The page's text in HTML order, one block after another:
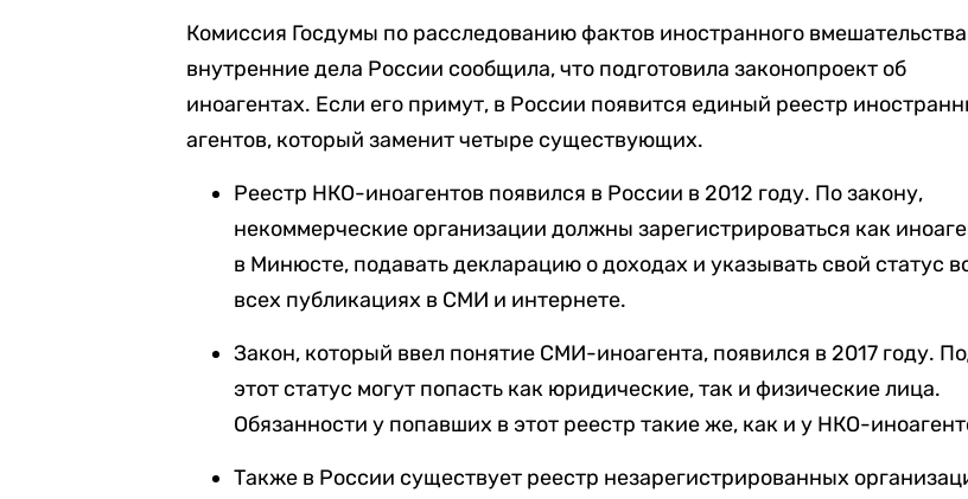
Комиссия Госдумы по расследованию фактов иностранного
внутренние дела России сообщила, что подготовила законопроект об
иноагентах. Если его примут, в России появится единый реестр
агентов, который заменит четыре существующих.
Реестр НКО-иноагентов появился в России в 2012 году. По закону,
некоммерческие организации должны зарегистрироваться как
в Минюсте, подавать декларацию о доходах и указывать свой статус
всех публикациях в СМИ и интернете.
Закон, который ввел понятие СМИ-иноагента, появился в 2017 году.
этот статус могут попасть как юридические, так и физические лица.
Обязанности у попавших в этот реестр такие же, как и у НКО-
Также в России существует реестр незарегистрированных